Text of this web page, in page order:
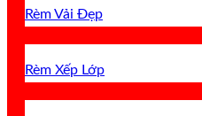
Rèm Vải Đẹp
Rèm Xếp Lớp